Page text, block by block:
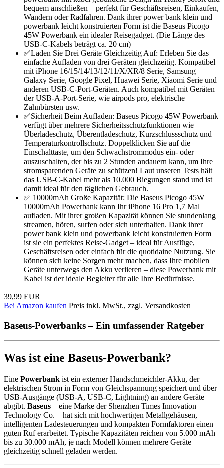
bequem anschließen – perfekt für Geschäftsreisen, Einkaufen,
Wandern oder Radfahren. Dank ihrer power bank klein und
powerbank leicht konstruierten Form ist die Baseus Picogo
45W Powerbank ein idealer Reisegadget. (Die Länge des
USB-C-Kabels beträgt ca. 20 cm)
✅Laden Sie Drei Geräte Gleichzeitig Auf: Erleben Sie das
einfache Aufladen von drei Geräten gleichzeitig. Kompatibel
mit iPhone 16/15/14/13/12/11/X/XR/8 Serie, Samsung
Galaxy Serie, Google Pixel, Huawei Serie, Xiaomi Serie und
anderen USB-C-Port-Geräten. Auch kompatibel mit Geräten
der USB-A-Port-Serie, wie airpods pro, elektrische
Zahnbürsten usw.
✅Sicherheit Beim Aufladen: Baseus Picogo 45W Powerbank
verfügt über mehrere Sicherheitsschutzfunktionen wie
Überladeschutz, Überentladeschutz, Kurzschlussschutz und
Temperaturkontrollschutz. Doppelklicken Sie auf die
Einschalttaste, um den Schwachstrommodus ein- oder
auszuschalten, der bis zu 2 Stunden andauern kann, um Ihre
stromsparenden Geräte zu schützen! Laut unseren Tests hält
das USB-C-Kabel mehr als 10.000 Biegungen stand und ist
damit ideal für den täglichen Gebrauch.
✅ 10000mAh Große Kapazität: Die Baseus Picogo 45W
10000mAh Powerbank kann Ihr iPhone 16 Pro 1,7 Mal
aufladen. Mit ihrer großen Kapazität können Sie stundenlang
streamen, hören, surfen oder sich unterhalten. Dank ihrer
power bank klein und powerbank leicht konstruierten Form
ist sie ein perfektes Reise-Gadget – ideal für Ausflüge,
Geschäftsreisen oder einfach für die quotidaine Nutzung. Sie
können sich keine Sorgen mehr machen, dass Ihre mobilen
Geräte unterwegs den Akku verlieren – diese Powerbank mit
Kabel ist der ideale Begleiter für alle Ihre Bedürfnisse.
39,99 EUR
Bei Amazon kaufen Preis inkl. MwSt., zzgl. Versandkosten
Baseus-Powerbanks – Ein umfassender Ratgeber
Was ist eine Baseus‑Powerbank?
Eine Powerbank ist ein externer Handschmeichler-Akku, der
elektrischen Strom in Form von Gleichspannung speichert und über
USB‑Ausgänge (USB‑A, USB‑C, Lightning) an andere Geräte
abgibt. Baseus – eine Marke der Shenzhen Times Innovation
Technology Co. – hat sich mit hochwertigen Metallgehäusen,
intelligenten Ladesteuerungen und kompakten Formfaktoren einen
guten Ruf erarbeitet. Typische Kapazitäten reichen von 5.000 mAh
bis zu 30.000 mAh, je nach Modell können mehrere Geräte
gleichzeitig schnell geladen werden.